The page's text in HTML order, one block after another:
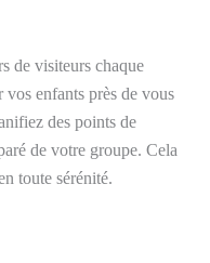
de visiteurs chaque
enfants près de vous
des points de
de votre groupe. Cela
toute sérénité.